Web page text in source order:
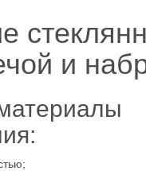
и